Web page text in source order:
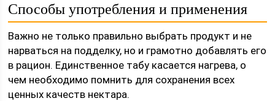
Способы употребления и применения
Важно не только правильно выбрать продукт и не
нарваться на подделку, но и грамотно добавлять его
в рацион. Единственное табу касается нагрева, о
чем необходимо помнить для сохранения всех
ценных качеств нектара.